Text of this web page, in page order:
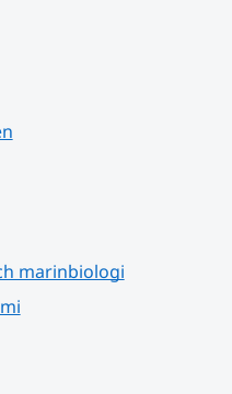
marinbiologi